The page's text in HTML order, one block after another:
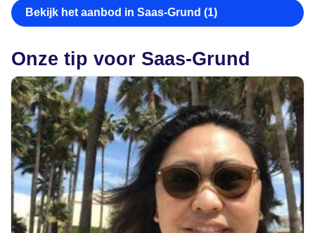
Bekijk het aanbod in Saas-Grund (1)
Onze tip voor Saas-Grund